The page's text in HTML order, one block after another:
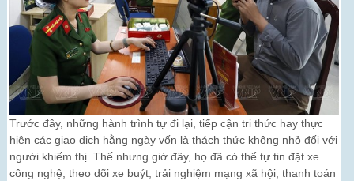
Trước đây, những hành trình tự đi lại, tiếp cận tri thức hay thực
hiện các giao dịch hằng ngày vốn là thách thức không nhỏ đối với
người khiếm thị. Thế nhưng giờ đây, họ đã có thể tự tin đặt xe
công nghệ, theo dõi xe buýt, trải nghiệm mạng xã hội, thanh toán